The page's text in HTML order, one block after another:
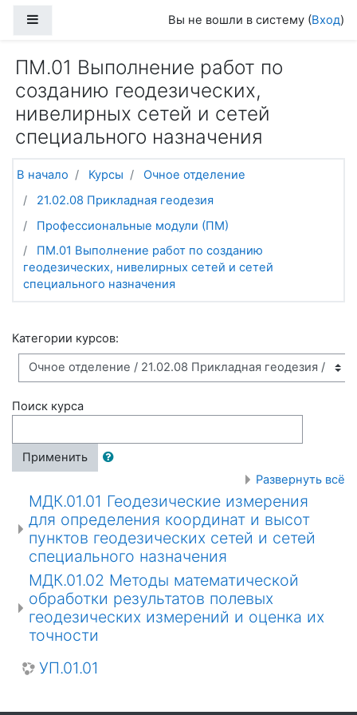
Вы не вошли в систему (Вход)
ПМ.01 Выполнение работ по
созданию геодезических,
нивелирных сетей и сетей
специального назначения
В начало Курсы
Очное отделение
21.02.08 Прикладная геодезия
Профессиональные модули (ПМ)
ПМ.01 Выполнение работ по созданию
геодезических, нивелирных сетей и сетей
специального назначения
Категории курсов:
Поиск курса
Применить
Развернуть всё
МДК.01.01 Геодезические измерения
для определения координат и высот
пунктов геодезических сетей и сетей
специального назначения
МДК.01.02 Методы математической
обработки результатов полевых
геодезических измерений и оценка их
точности
УП.01.01